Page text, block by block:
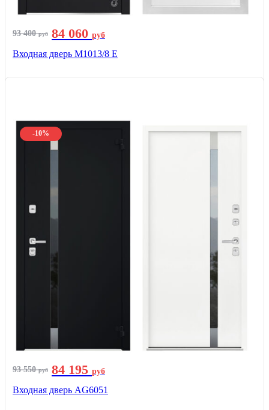
93 400руб 84 060 руб
Входная дверь М1013/8 E
-10%
93 550руб 84 195 руб
Входная дверь AG6051